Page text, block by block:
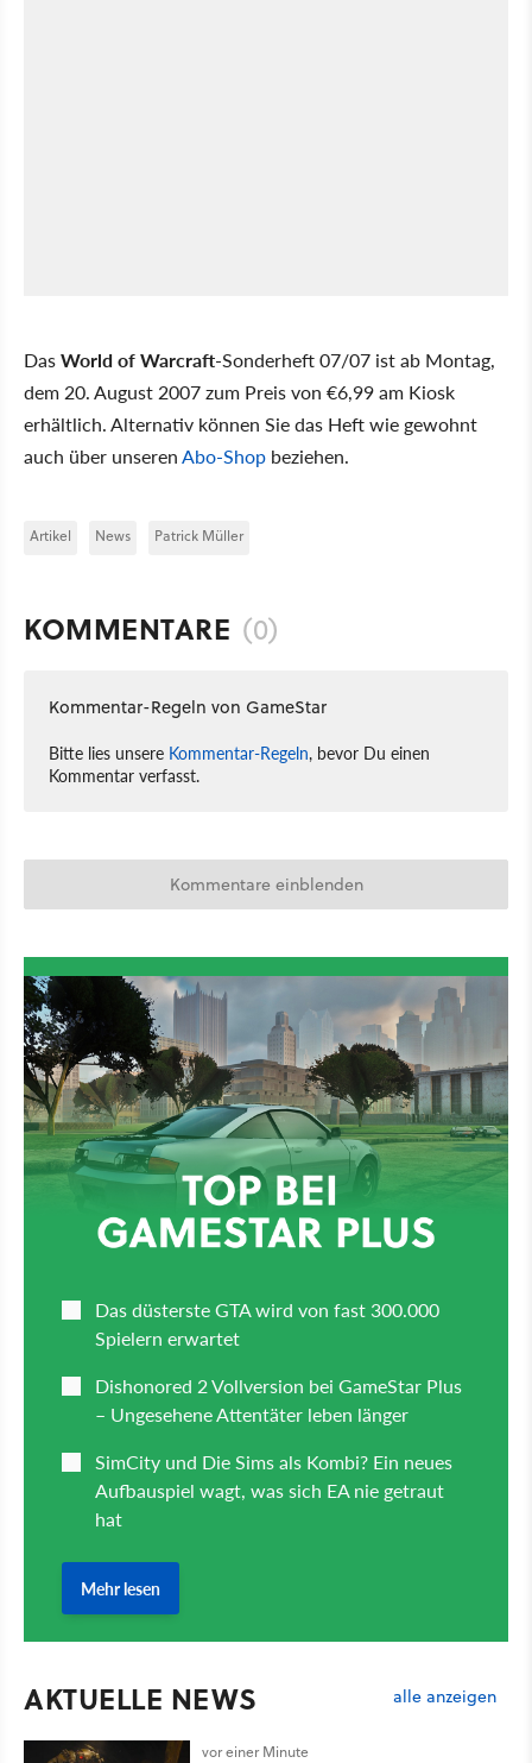
DasWorld of Warcraft-Sonderheft 07/07 ist ab Montag,
dem 20. August 2007 zum Preis von €6,99 am Kiosk
erhältlich. Alternativ können Sie das Heft wie gewohnt
auch über unserenAbo-Shop beziehen.
Artikel News Patrick Müller
KOMMENTARE (0)
Kommentar-Regeln von GameStar
Bitte lies unsere Kommentar-Regeln, bevor Du einen
Kommentar verfasst.
Kommentare einblenden
AKTUELLE NEWS alle anzeigen
vor einer Minute